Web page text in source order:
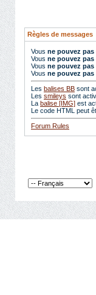
Règles de messages
Vous ne pouvez pas
Vous ne pouvez pas
Vous ne pouvez pas
Vous ne pouvez pas
Les balises BB sont
Les smileys sont
La balise [IMG] est
Le code HTML peut
Forum Rules